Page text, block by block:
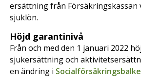
ersättning från Försäkringskassan
sjuklön.
Höjd garantinivå
Från och med den 1 januari 2022
sjukersättning och
en ändring i